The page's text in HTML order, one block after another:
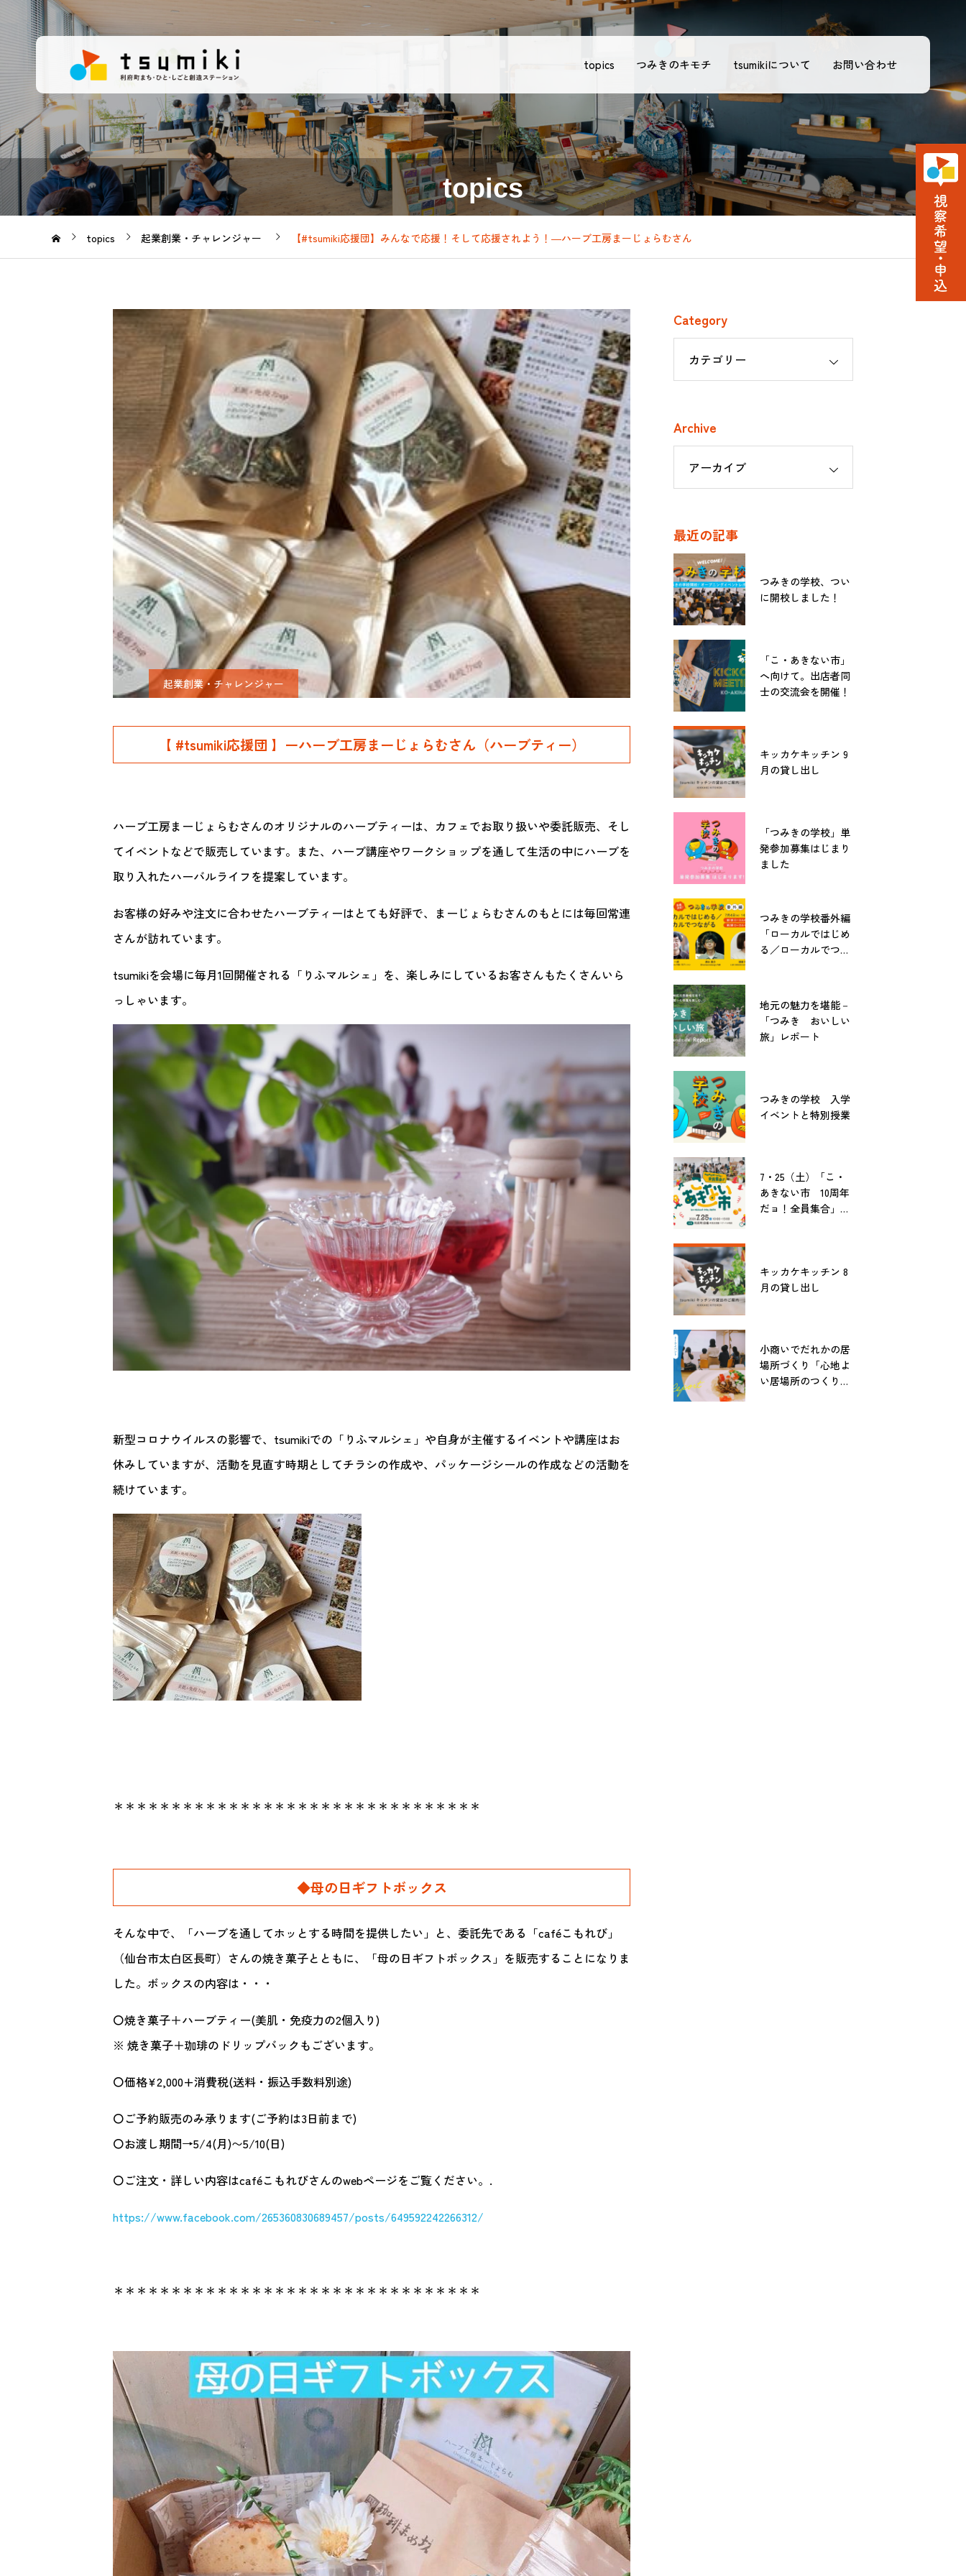
topics つみきのキモチ tsumikiについて お問い合わせ
topics
topics 起業創業・チャレンジャー 【#tsumiki応援団】みんなで応援！そして応援されよう！―ハーブ工房まーじょらむさん
起業創業・チャレンジャー
【 #tsumiki応援団 】ーハーブ工房まーじょらむさん（ハーブティー）
ハーブ工房まーじょらむさんのオリジナルのハーブティーは、カフェでお取り扱いや委託販売、そし
てイベントなどで販売しています。また、ハーブ講座やワークショップを通して生活の中にハーブを
取り入れたハーバルライフを提案しています。
お客様の好みや注文に合わせたハーブティーはとても好評で、まーじょらむさんのもとには毎回常連
さんが訪れています。
tsumikiを会場に毎月1回開催される「りふマルシェ」を、楽しみにしているお客さんもたくさんいら
っしゃいます。
新型コロナウイルスの影響で、tsumikiでの「りふマルシェ」や自身が主催するイベントや講座はお
休みしていますが、活動を見直す時期としてチラシの作成や、パッケージシールの作成などの活動を
続けています。
＊＊＊＊＊＊＊＊＊＊＊＊＊＊＊＊＊＊＊＊＊＊＊＊＊＊＊＊＊＊＊＊
◆母の日ギフトボックス
そんな中で、「ハーブを通してホッとする時間を提供したい」と、委託先である「caféこもれび」
（仙台市太白区長町）さんの焼き菓子とともに、「母の日ギフトボックス」を販売することになりま
した。ボックスの内容は・・・
〇焼き菓子＋ハーブティー(美肌・免疫力の2個入り)
※ 焼き菓子＋珈琲のドリップバックもございます。
〇価格¥2,000+消費税(送料・振込手数料別途)
〇ご予約販売のみ承ります(ご予約は3日前まで)
〇お渡し期間→5/4(月)〜5/10(日)
〇ご注文・詳しい内容はcaféこもれびさんのwebページをご覧ください。.
https://www.facebook.com/265360830689457/posts/649592242266312/
＊＊＊＊＊＊＊＊＊＊＊＊＊＊＊＊＊＊＊＊＊＊＊＊＊＊＊＊＊＊＊＊
Category
Archive
最近の記事
つみきの学校、つい
に開校しました！
「こ・あきない市」
へ向けて。出店者同
士の交流会を開催！
キッカケキッチン 9
月の貸し出し
「つみきの学校」単
発参加募集はじまり
ました
つみきの学校番外編
「ローカルではじめ
る／ローカルでつな
地元の魅力を堪能－
「つみき おいしい
旅」レポート
つみきの学校 入学
イベントと特別授業
7・25（土）「こ・
あきない市 10周年
だョ！全員集合」開
キッカケキッチン 8
月の貸し出し
小商いでだれかの居
場所づくり「心地よ
い居場所のつくりか